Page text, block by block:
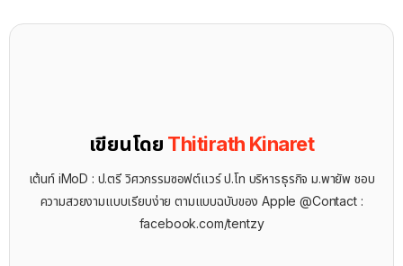
เขียนโดย Thitirath Kinaret
เต้นท์ iMoD : ป.ตรี วิศวกรรมซอฟต์แวร์ ป.โท บริหารธุรกิจ ม.พายัพ ชอบ
ความสวยงามแบบเรียบง่าย ตามแบบฉบับของ Apple @Contact :
facebook.com/tentzy